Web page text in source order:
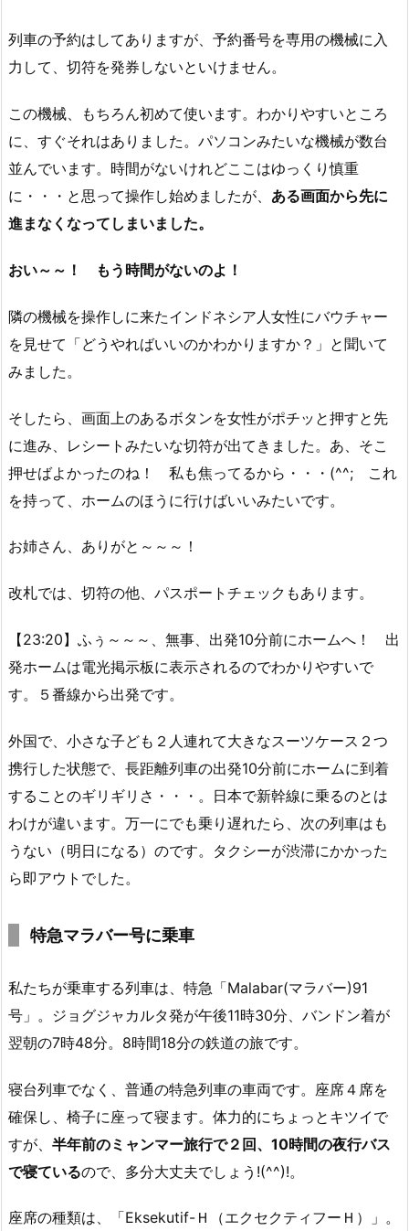
列車の予約はしてありますが、予約番号を専用の機械に入
力して、切符を発券しないといけません。
この機械、もちろん初めて使います。わかりやすいところ
に、すぐそれはありました。パソコンみたいな機械が数台
並んでいます。時間がないけれどここはゆっくり慎重
に・・・と思って操作し始めましたが、 ある画面から先に
進まなくなってしまいました。
おい～～！ もう時間がないのよ！
隣の機械を操作しに来たインドネシア人女性にバウチャー
を見せて「どうやればいいのかわかりますか？」と聞いて
みました。
そしたら、画面上のあるボタンを女性がポチッと押すと先
に進み、レシートみたいな切符が出てきました。あ、そこ
押せばよかったのね！ 私も焦ってるから・・・(^^; これ
を持って、ホームのほうに行けばいいみたいです。
お姉さん、ありがと～～～！
改札では、切符の他、パスポートチェックもあります。
【23:20】ふぅ～～～、無事、出発10分前にホームへ！ 出
発ホームは電光掲示板に表示されるのでわかりやすいで
す。５番線から出発です。
外国で、小さな子ども２人連れて大きなスーツケース２つ
携行した状態で、長距離列車の出発10分前にホームに到着
することのギリギリさ・・・。日本で新幹線に乗るのとは
わけが違います。万一にでも乗り遅れたら、次の列車はも
うない（明日になる）のです。タクシーが渋滞にかかった
ら即アウトでした。
特急マラバー号に乗車
私たちが乗車する列車は、特急「Malabar(マラバー)91
号」。ジョグジャカルタ発が午後11時30分、バンドン着が
翌朝の7時48分。8時間18分の鉄道の旅です。
寝台列車でなく、普通の特急列車の車両です。座席４席を
確保し、椅子に座って寝ます。体力的にちょっとキツイで
すが、 半年前のミャンマー旅行で２回、10時間の夜行バス
で寝ているので、多分大丈夫でしょう!(^^)!。
座席の種類は、「Eksekutif-Ｈ（エクセクティフーＨ）」。